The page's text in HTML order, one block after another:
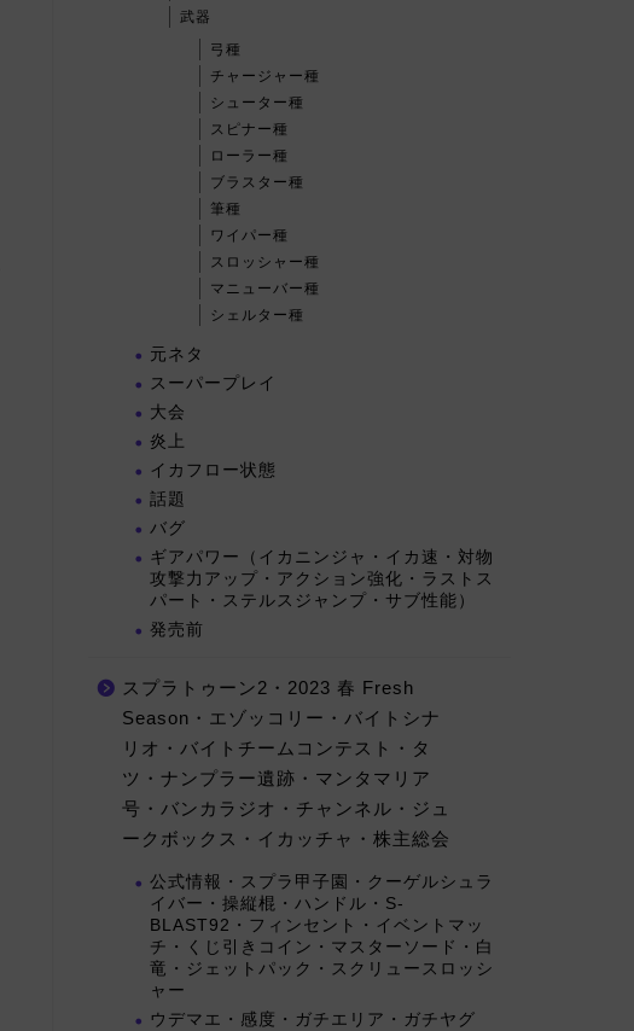
武器
弓種
チャージャー種
シューター種
スピナー種
ローラー種
ブラスター種
筆種
ワイパー種
スロッシャー種
マニューバー種
シェルター種
元ネタ
スーパープレイ
大会
炎上
イカフロー状態
話題
バグ
ギアパワー（イカニンジャ・イカ速・対物
攻撃力アップ・アクション強化・ラストス
パート・ステルスジャンプ・サブ性能）
発売前
スプラトゥーン2・2023 春 Fresh
Season・エゾッコリー・バイトシナ
リオ・バイトチームコンテスト・タ
ツ・ナンプラー遺跡・マンタマリア
号・バンカラジオ・チャンネル・ジュ
ークボックス・イカッチャ・株主総会
公式情報・スプラ甲子園・クーゲルシュラ
イバー・操縦棍・ハンドル・S-
BLAST92・フィンセント・イベントマッ
チ・くじ引きコイン・マスターソード・白
竜・ジェットパック・スクリュースロッシ
ャー
ウデマエ・感度・ガチエリア・ガチヤグ